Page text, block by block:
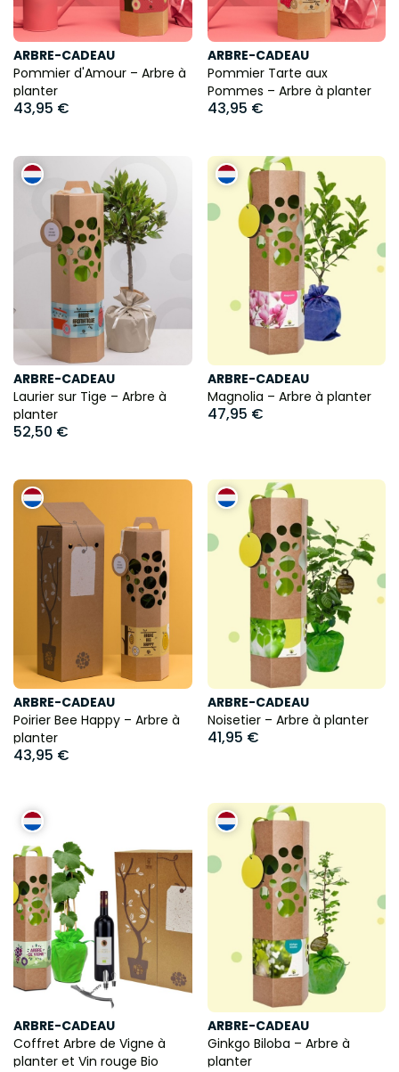
ARBRE-CADEAU
Pommier d'Amour – Arbre à
planter
43,95 €
ARBRE-CADEAU
Pommier Tarte aux
Pommes – Arbre à planter
43,95 €
ARBRE-CADEAU
Laurier sur Tige – Arbre à
planter
52,50 €
ARBRE-CADEAU
Magnolia – Arbre à planter
47,95 €
ARBRE-CADEAU
Poirier Bee Happy – Arbre à
planter
43,95 €
ARBRE-CADEAU
Noisetier – Arbre à planter
41,95 €
ARBRE-CADEAU
Coffret Arbre de Vigne à
planter et Vin rouge Bio
ARBRE-CADEAU
Ginkgo Biloba – Arbre à
planter